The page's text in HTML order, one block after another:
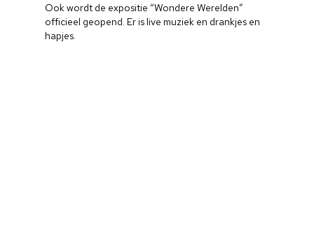
Ook wordt de expositie “Wondere Werelden”
officieel geopend. Er is live muziek en drankjes en
hapjes.